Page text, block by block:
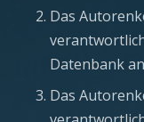
Das
Datenbank
Das